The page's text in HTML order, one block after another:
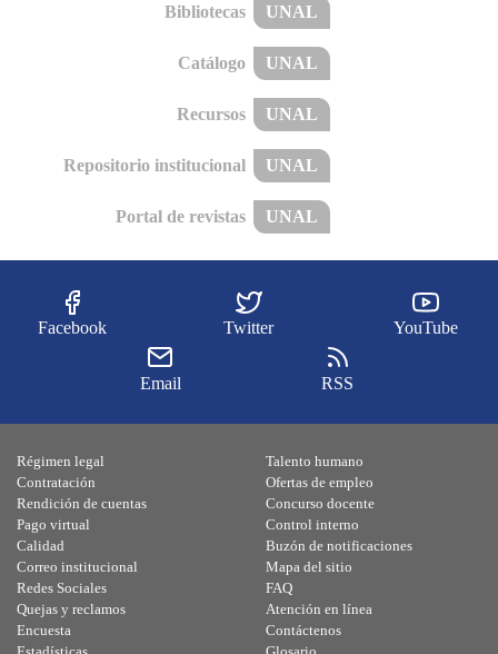
Bibliotecas UNAL
Catálogo UNAL
Recursos UNAL
Repositorio institucional UNAL
Portal de revistas UNAL
Facebook Twitter YouTube
Email RSS
Régimen legal
Contratación
Rendición de cuentas
Pago virtual
Calidad
Talento humano
Ofertas de empleo
Concurso docente
Control interno
Buzón de notificaciones
Correo institucional
Redes Sociales
Quejas y reclamos
Encuesta
Mapa del sitio
FAQ
Atención en línea
Contáctenos